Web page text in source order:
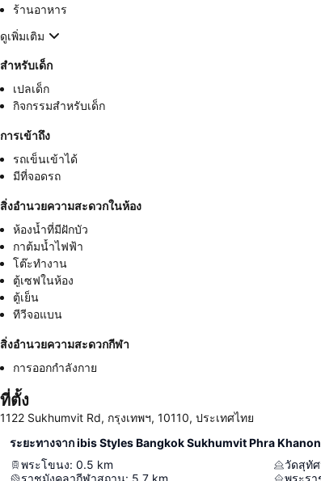
ร้านอาหาร
ดูเพิ่มเติม
สำหรับเด็ก
เปลเด็ก
กิจกรรมสำหรับเด็ก
การเข้าถึง
รถเข็นเข้าได้
มีที่จอดรถ
สิ่งอำนวยความสะดวกในห้อง
ห้องน้ำที่มีฝักบัว
กาต้มน้ำไฟฟ้า
โต๊ะทำงาน
ตู้เซฟในห้อง
ตู้เย็น
ทีวีจอแบน
สิ่งอำนวยความสะดวกกีฬา
การออกกำลังกาย
ที่ตั้ง
1122 Sukhumvit Rd, กรุงเทพฯ, 10110, ประเทศไทย
ระยะทางจาก ibis Styles Bangkok Sukhumvit Phra
พระโขนง: 0.5 km
ราชมังคลากีฬาสถาน: 5.7 km
วัดสุทั
พระร